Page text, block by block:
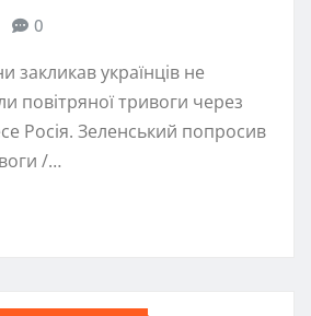
0
закликав українців не
повітряної тривоги через
Росія. Зеленський попросив
/…